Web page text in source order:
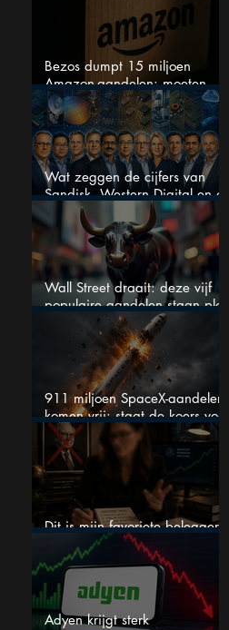
Bezos dumpt 15 miljoen
Amazon-aandelen: moeten
beleggers zich zorgen maken?
Wat zeggen de cijfers van
Sandisk, Western Digital en de
AI-Infrastructuur aandelen mij
werkelijk
Wall Street draait: deze vijf
populaire aandelen staan plots
onder spanning
911 miljoen SpaceX-aandelen
komen vrij: staat de koers voor
een nieuwe crash?
Dit is mijn favoriete belegger…
en het is niet Warren Buffett
Adyen krijgt sterk